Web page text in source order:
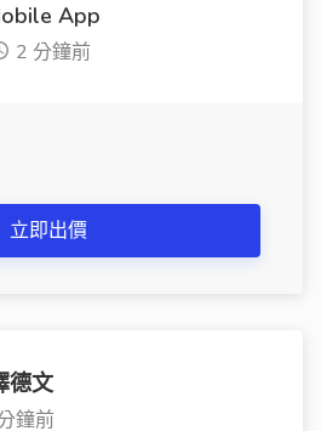
App
2 分鐘前
立即出價
德文
鐘前